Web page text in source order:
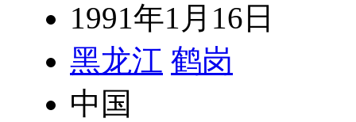
1991年1月16日
黑龙江 鹤岗
中国